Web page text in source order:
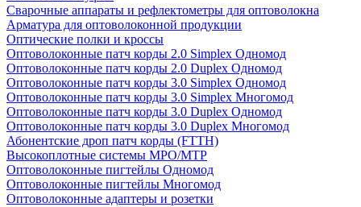
Сварочные аппараты и рефлектометры для оптоволокна
Арматура для оптоволоконной продукции
Оптические полки и кроссы
Оптоволоконные патч корды 2.0 Simplex Одномод
Оптоволоконные патч корды 2.0 Duplex Одномод
Оптоволоконные патч корды 3.0 Simplex Одномод
Оптоволоконные патч корды 3.0 Simplex Многомод
Оптоволоконные патч корды 3.0 Duplex Одномод
Оптоволоконные патч корды 3.0 Duplex Многомод
Абонентские дроп патч корды (FTTH)
Высокоплотные системы MPO/MTP
Оптоволоконные пигтейлы Одномод
Оптоволоконные пигтейлы Многомод
Оптоволоконные адаптеры и розетки